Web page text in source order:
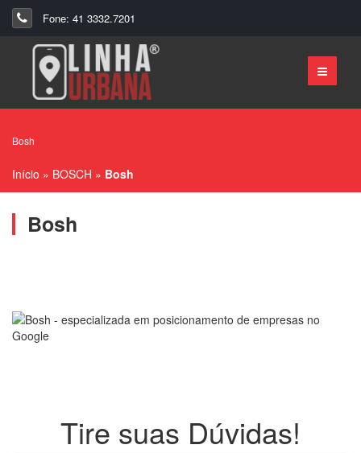
Fone: 41 3332.7201
Bosh
Início » BOSCH » Bosh
Bosh
Tire suas Dúvidas!